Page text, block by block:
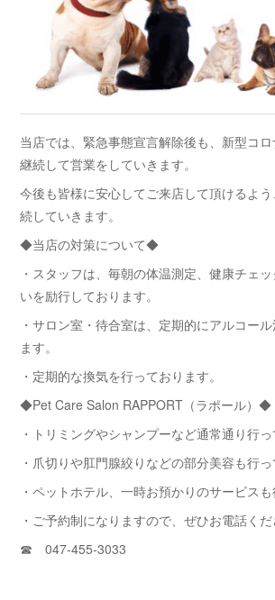
当店では、緊急事態宣言解除後も、新型コ
継続して営業をしていきます。
今後も皆様に安心してご来店して頂けるよ
続していきます。
◆当店の対策について◆
・スタッフは、毎朝の体温測定、健康チェ
いを励行しております。
・サロン室・待合室は、定期的にアルコー
ます。
・定期的な換気を行っております。
◆Pet Care Salon RAPPORT（ラポール）◆
・トリミングやシャンプーなど通常通り行っ
・爪切りや肛門腺絞りなどの部分美容も行っ
・ペットホテル、一時お預かりのサービスも
・ご予約制になりますので、ぜひお電話くだ
☎ 047-455-3033